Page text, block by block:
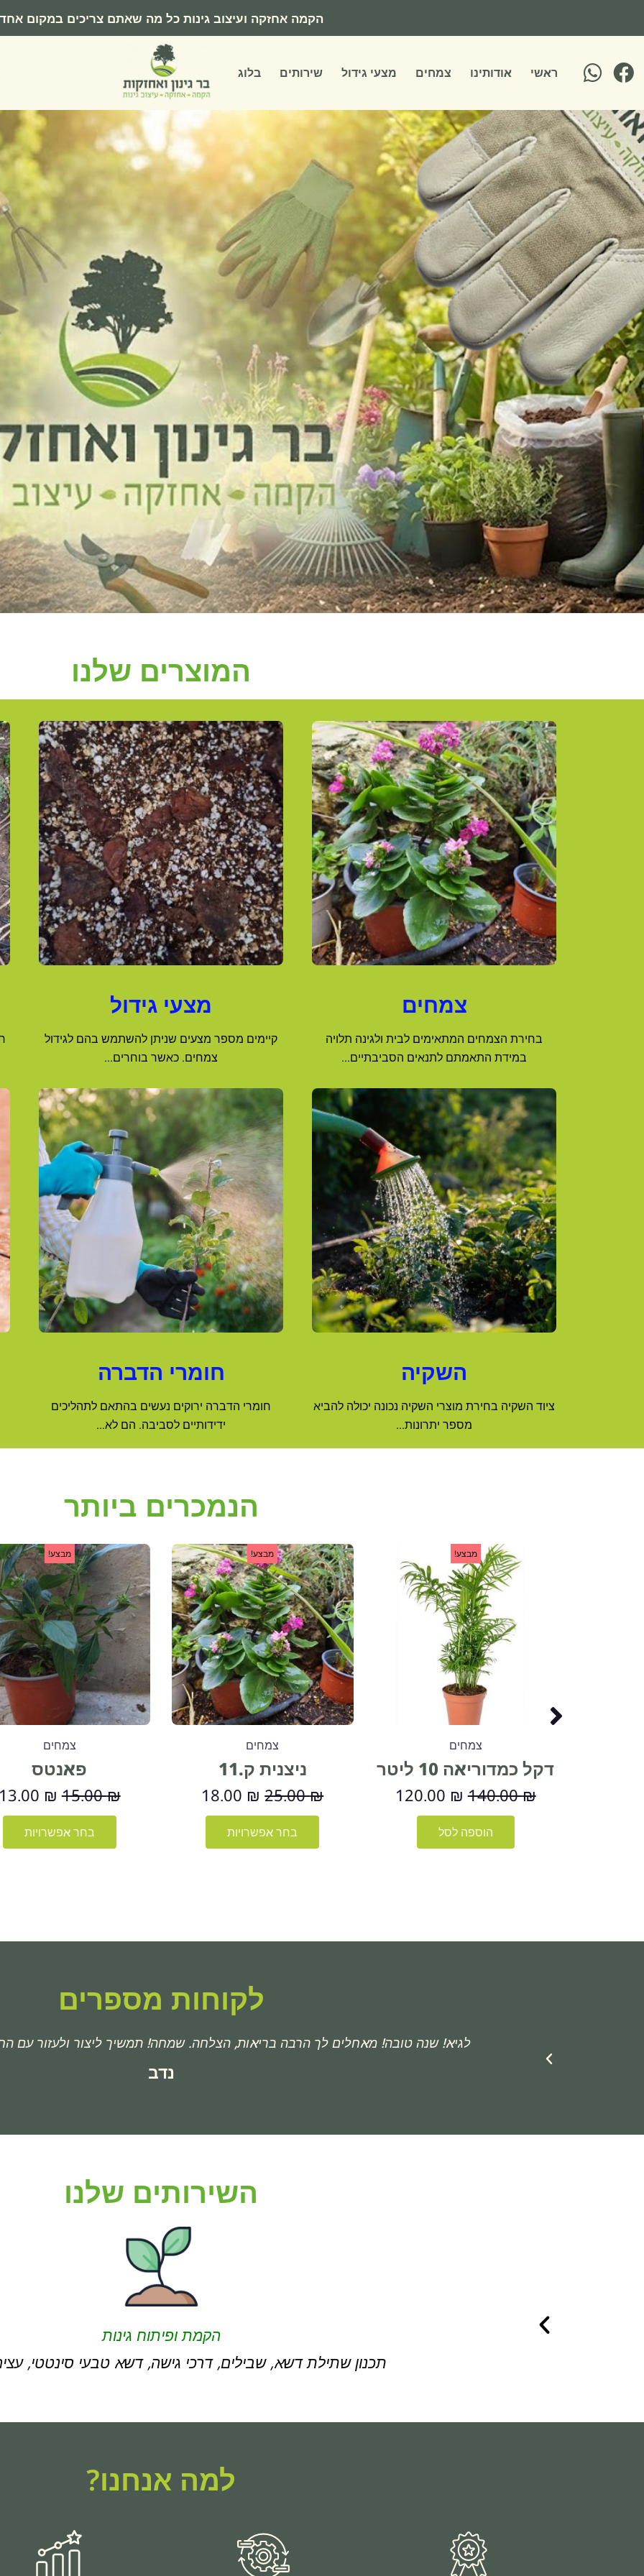
הקמה אחזקה ועיצוב גינות כל מה שאתם צריכים במקום אחד
ראשי אודותינו צמחים מצעי גידול שירותים בלוג
המוצרים שלנו
צמחים
בחירת הצמחים המתאימים לבית ולגינה תלויה
במידת התאמתם לתנאים הסביבתיים...
מצעי גידול
קיימים מספר מצעים שניתן להשתמש בהם לגידול
צמחים. כאשר בוחרים...
השקיה
ציוד השקיה בחירת מוצרי השקיה נכונה יכולה להביא
מספר יתרונות...
חומרי הדברה
חומרי הדברה ירוקים נעשים בהתאם לתהליכים
ידידותיים לסביבה. הם לא...
הנמכרים ביותר
מבצע!
צמחים
דקל כמדוריאה 10 ליטר
140.00₪
המחיר
המקורי
היה:
140.00 ₪.
120.00 ₪
המחיר
הנוכחי
120.00 ₪.
הוספה לסל
מבצע!
צמחים
ניצנית ק.11
25.00₪
המחיר
המקורי
היה:
25.00 ₪.
18.00 ₪
המחיר
הנוכחי
הוא:
18.00 ₪.
בחר אפשרויות
למוצר
זה
יש
מספר
סוגים.
ניתן
לבחור
את
האפשרויות
בעמוד
מבצע!
צמחים
פאנטס
15.00₪
המחיר
המקורי
היה:
15.00 ₪.
13.00 ₪
בחר אפשרויות
זה
לקוחות מספרים
לגיא! שנה טובה! מאחלים לך הרבה בריאות, הצלחה. שמחה! תמשיך ליצור ולעזור עם
נדב
השירותים שלנו
הקמת ופיתוח גינות
תכנון שתילת דשא, שבילים, דרכי גישה, דשא טבעי סינטטי,
למה אנחנו?